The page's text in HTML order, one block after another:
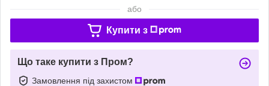
або
Купити з
Що таке купити з Пром?
Замовлення під захистом